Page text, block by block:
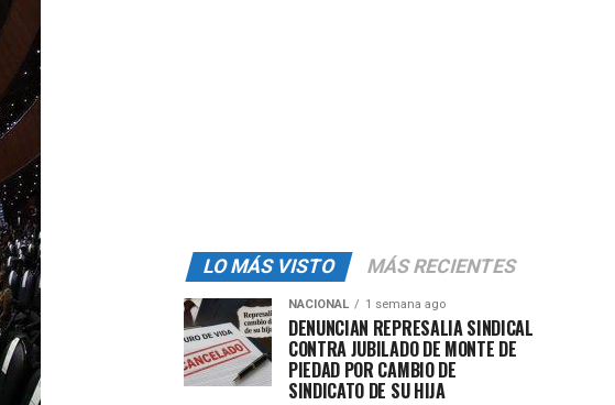
LO MÁS VISTO MÁS RECIENTES
NACIONAL 1 semana ago
DENUNCIAN REPRESALIA SINDICAL
CONTRA JUBILADO DE MONTE DE
PIEDAD POR CAMBIO DE
SINDICATO DE SU HIJA